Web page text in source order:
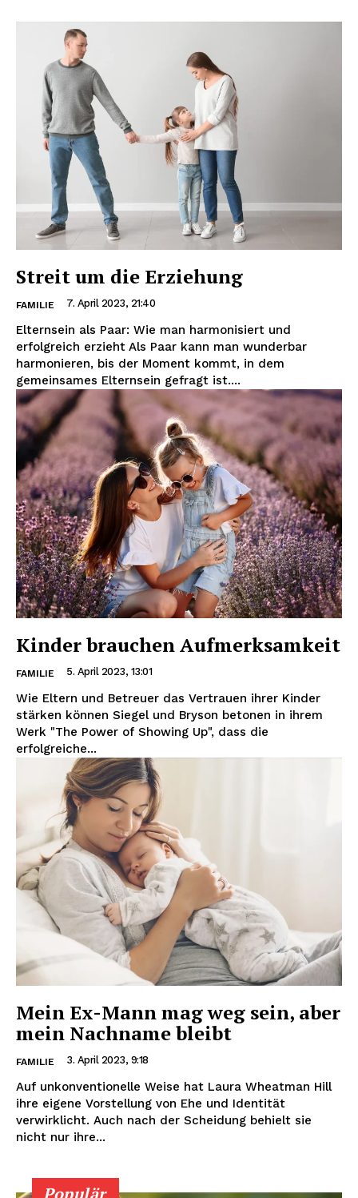
Streit um die Erziehung
FAMILIE 7. April 2023, 21:40
Elternsein als Paar: Wie man harmonisiert und
erfolgreich erzieht Als Paar kann man wunderbar
harmonieren, bis der Moment kommt, in dem
gemeinsames Elternsein gefragt ist....
Kinder brauchen Aufmerksamkeit
FAMILIE 5. April 2023, 13:01
Wie Eltern und Betreuer das Vertrauen ihrer Kinder
stärken können Siegel und Bryson betonen in ihrem
Werk "The Power of Showing Up", dass die
erfolgreiche...
Mein Ex-Mann mag weg sein, aber
mein Nachname bleibt
FAMILIE 3. April 2023, 9:18
Auf unkonventionelle Weise hat Laura Wheatman Hill
ihre eigene Vorstellung von Ehe und Identität
verwirklicht. Auch nach der Scheidung behielt sie
nicht nur ihre...